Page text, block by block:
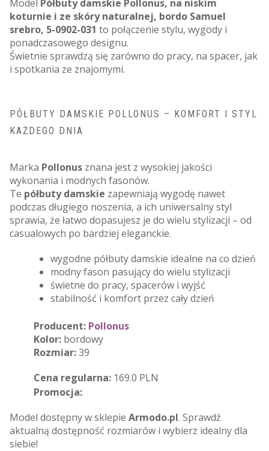
Model Półbuty damskie Pollonus, na niskim
koturnie i ze skóry naturalnej, bordo Samuel
srebro, 5-0902-031 to połączenie stylu, wygody i
ponadczasowego designu.
Świetnie sprawdzą się zarówno do pracy, na spacer, jak
i spotkania ze znajomymi.
PÓŁBUTY DAMSKIE POLLONUS – KOMFORT I STYL
KAŻDEGO DNIA
Marka Pollonus znana jest z wysokiej jakości
wykonania i modnych fasonów.
Te półbuty damskie zapewniają wygodę nawet
podczas długiego noszenia, a ich uniwersalny styl
sprawia, że łatwo dopasujesz je do wielu stylizacji – od
casualowych po bardziej eleganckie.
wygodne półbuty damskie idealne na co dzień
modny fason pasujący do wielu stylizacji
świetne do pracy, spacerów i wyjść
stabilność i komfort przez cały dzień
Producent: Pollonus
Kolor: bordowy
Rozmiar:39
Cena regularna: 169.0 PLN
Promocja:
Model dostępny w sklepie Armodo.pl. Sprawdź
aktualną dostępność rozmiarów i wybierz idealny dla
siebie!